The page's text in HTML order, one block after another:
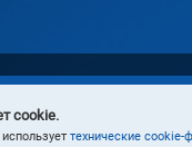
государственный
cookie.
технические cookie-